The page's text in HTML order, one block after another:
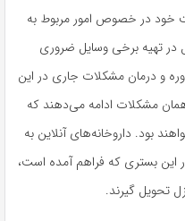
خود در خصوص امور مربوط به
در تهیه برخی وسایل ضروری
و درمان مشکلات جاری در این
همان مشکلات ادامه می‌دهند که
بود. داروخانه‌های آنلاین به
این بستری که فراهم آمده است،
تحویل گیرند.